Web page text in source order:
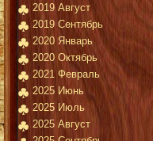
2019 Август
2019 Сентябрь
2020 Январь
2020 Октябрь
2021 Февраль
2025 Июнь
2025 Июль
2025 Август